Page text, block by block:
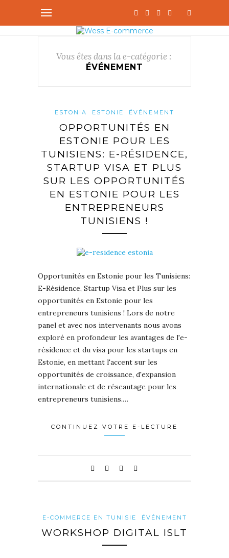
Vous êtes dans la e-catégorie :
ÉVÉNEMENT
ESTONIA ESTONIE ÉVÉNEMENT
OPPORTUNITÉS EN
ESTONIE POUR LES
TUNISIENS: E-RÉSIDENCE,
STARTUP VISA ET PLUS
SUR LES OPPORTUNITÉS
EN ESTONIE POUR LES
ENTREPRENEURS
TUNISIENS !
Opportunités en Estonie pour les Tunisiens:
E-Résidence, Startup Visa et Plus sur les
opportunités en Estonie pour les
entrepreneurs tunisiens ! Lors de notre
panel et avec nos intervenants nous avons
exploré en profondeur les avantages de l'e-
résidence et du visa pour les startups en
Estonie, en mettant l'accent sur les
opportunités de croissance, d'expansion
internationale et de réseautage pour les
entrepreneurs tunisiens.…
CONTINUEZ VOTRE E-LECTURE
E-COMMERCE EN TUNISIE ÉVÉNEMENT
WORKSHOP DIGITAL ISLT